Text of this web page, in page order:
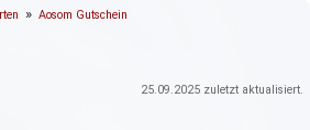
» Aosom Gutschein
25.09.2025 zuletzt aktualisiert.